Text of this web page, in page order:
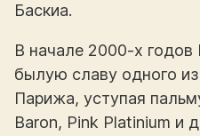
Баскиа.
В начале 2000-х годов
былую славу одного
Парижа, уступая
Baron, Pink Platinium и